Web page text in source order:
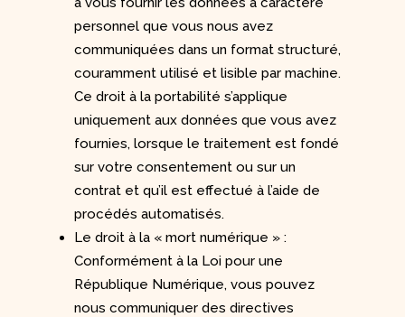
personnel que vous nous avez
communiquées dans un format structuré,
couramment utilisé et lisible par machine.
Ce droit à la portabilité s’applique
uniquement aux données que vous avez
fournies, lorsque le traitement est fondé
sur votre consentement ou sur un
contrat et qu’il est effectué à l’aide de
procédés automatisés.
Le droit à la « mort numérique » :
Conformément à la Loi pour une
République Numérique, vous pouvez
nous communiquer des directives